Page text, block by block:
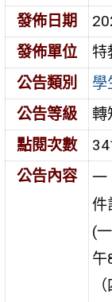
發佈日期
發佈單位
特
公告類別
學
公告等級
轉
點閱次數
公告內容
一
件
(
午